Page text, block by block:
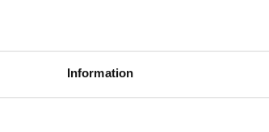
Information